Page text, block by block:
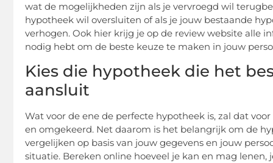
wat de mogelijkheden zijn als je vervroegd wil
hypotheek wil oversluiten of als je jouw bestaande
verhogen. Ook hier krijg je op de review website alle
nodig hebt om de beste keuze te maken in jouw
Kies die hypotheek die het
aansluit
Wat voor de ene de perfecte hypotheek is, zal dat
en omgekeerd. Net daarom is het belangrijk om de
vergelijken op basis van jouw gegevens en jouw
situatie. Bereken online hoeveel je kan en mag lenen,